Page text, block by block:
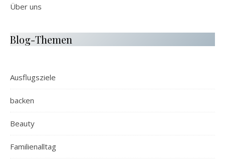
Über uns
Blog-Themen
Ausflugsziele
backen
Beauty
Familienalltag